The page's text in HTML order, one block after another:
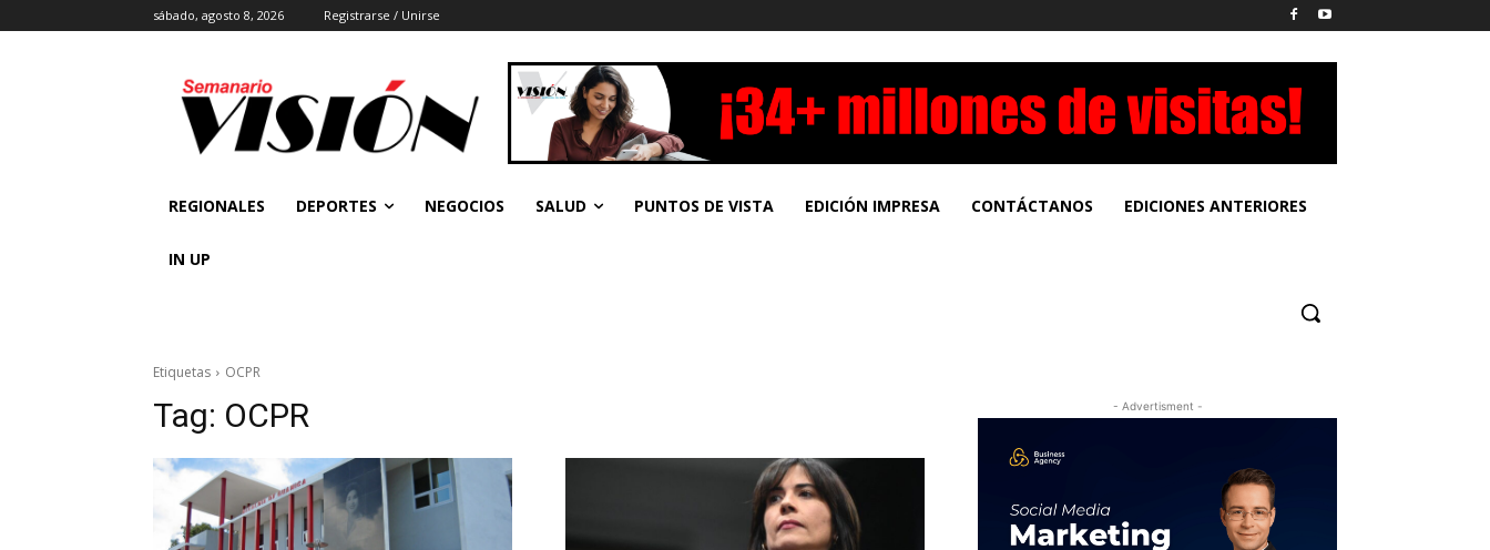
sábado, agosto 8, 2026 Registrarse / Unirse
REGIONALES DEPORTES NEGOCIOS SALUD PUNTOS DE VISTA EDICIÓN IMPRESA CONTÁCTANOS EDICIONES ANTERIORES
IN UP
Etiquetas OCPR
Tag: OCPR - Advertisment -